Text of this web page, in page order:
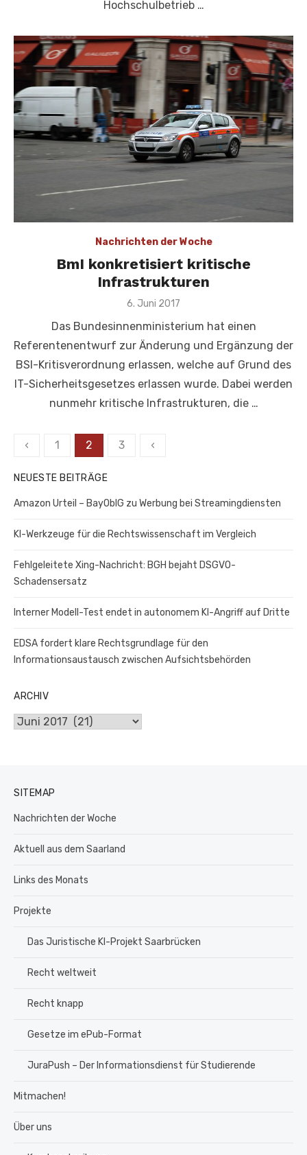
Hochschulbetrieb …
Nachrichten der Woche
BmI konkretisiert kritische
Infrastrukturen
Veröffentlicht
6. Juni 2017
Das Bundesinnenministerium hat einen
Referentenentwurf zur Änderung und Ergänzung der
BSI-Kritisverordnung erlassen, welche auf Grund des
IT-Sicherheitsgesetzes erlassen wurde. Dabei werden
nunmehr kritische Infrastrukturen, die …
Seitennummerierung
Beiträge
‹ 1 2 3 ‹
NEUESTE BEITRÄGE
Amazon Urteil – BayOblG zu Werbung bei Streamingdiensten
KI-Werkzeuge für die Rechtswissenschaft im Vergleich
Fehlgeleitete Xing-Nachricht: BGH bejaht DSGVO-
Schadensersatz
Interner Modell-Test endet in autonomem KI-Angriff auf Dritte
EDSA fordert klare Rechtsgrundlage für den
Informationsaustausch zwischen Aufsichtsbehörden
ARCHIV
Archiv
SITEMAP
Nachrichten der Woche
Aktuell aus dem Saarland
Links des Monats
Projekte
Das Juristische KI-Projekt Saarbrücken
Recht weltweit
Recht knapp
Gesetze im ePub-Format
JuraPush – Der Informationsdienst für Studierende
Mitmachen!
Über uns